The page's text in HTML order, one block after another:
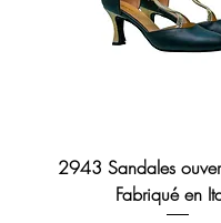
2943 Sandales
Fabriqué en